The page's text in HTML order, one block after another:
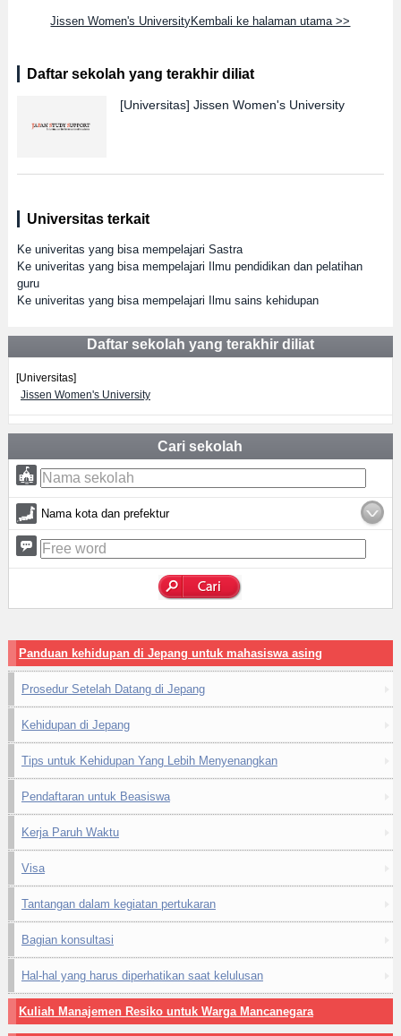
Jissen Women's UniversityKembali ke halaman utama >>
Daftar sekolah yang terakhir diliat
[Universitas] Jissen Women's University
Universitas terkait
Ke univeritas yang bisa mempelajari Sastra
Ke univeritas yang bisa mempelajari Ilmu pendidikan dan pelatihan
guru
Ke univeritas yang bisa mempelajari Ilmu sains kehidupan
Daftar sekolah yang terakhir diliat
[Universitas]
Jissen Women's University
Cari sekolah
Nama kota dan prefektur
Panduan kehidupan di Jepang untuk mahasiswa asing
Prosedur Setelah Datang di Jepang
Kehidupan di Jepang
Tips untuk Kehidupan Yang Lebih Menyenangkan
Pendaftaran untuk Beasiswa
Kerja Paruh Waktu
Visa
Tantangan dalam kegiatan pertukaran
Bagian konsultasi
Hal-hal yang harus diperhatikan saat kelulusan
Kuliah Manajemen Resiko untuk Warga Mancanegara